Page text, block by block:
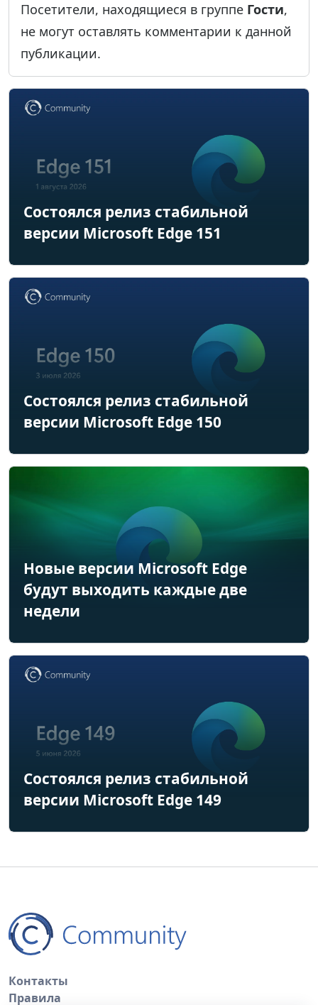
Посетители, находящиеся в группе Гости,
не могут оставлять комментарии к данной
публикации.
Состоялся релиз стабильной
версии Microsoft Edge 151
Состоялся релиз стабильной
версии Microsoft Edge 150
Новые версии Microsoft Edge
будут выходить каждые две
недели
Состоялся релиз стабильной
версии Microsoft Edge 149
Контакты
Правила